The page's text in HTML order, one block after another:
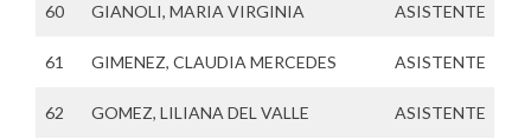
60 GIANOLI, MARIA VIRGINIA ASISTENTE
61 GIMENEZ, CLAUDIA MERCEDES ASISTENTE
62 GOMEZ, LILIANA DEL VALLE ASISTENTE